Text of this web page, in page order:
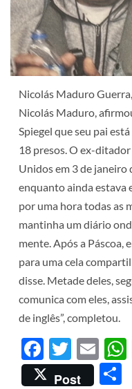
Nicolás Maduro
Nicolás Maduro,
Spiegel que seu pai
18 presos. O ex-
Unidos em 3 de janeiro
enquanto ainda estava
por uma hora todas as
mantinha um diário
mente. Após a Páscoa,
para uma cela
disse. Metade deles,
comunica com eles,
de inglês”, completou.
Post